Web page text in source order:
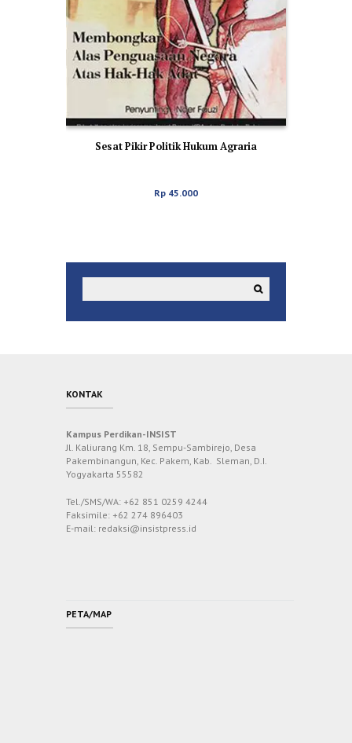
Sesat Pikir Politik Hukum Agraria
Rp 45.000
KONTAK
Kampus Perdikan-INSIST
Jl. Kaliurang Km. 18, Sempu-Sambirejo, Desa
Pakembinangun, Kec. Pakem, Kab. Sleman, D.I.
Yogyakarta 55582
Tel./SMS/WA: +62 851 0259 4244
Faksimile: +62 274 896403
E-mail: redaksi@insistpress.id
PETA/MAP